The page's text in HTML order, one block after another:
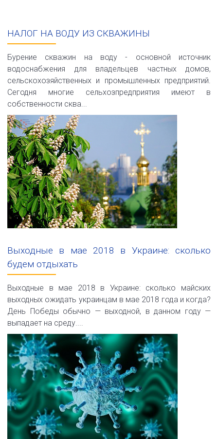
НАЛОГ НА ВОДУ ИЗ СКВАЖИНЫ
Бурение скважин на воду - основной источник
водоснабжения для владельцев частных домов,
сельскохозяйственных и промышленных предприятий.
Сегодня многие сельхозпредприятия имеют в
собственности сква...
Выходные в мае 2018 в Украине: сколько
будем отдыхать
Выходные в мае 2018 в Украине: сколько майских
выходных ожидать украинцам в мае 2018 года и когда?
День Победы обычно — выходной, в данном году —
выпадает на среду....